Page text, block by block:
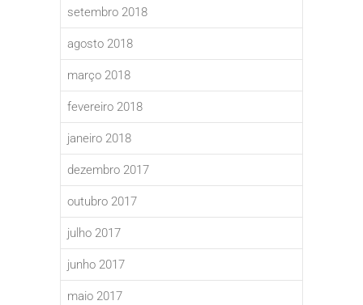
setembro 2018
agosto 2018
março 2018
fevereiro 2018
janeiro 2018
dezembro 2017
outubro 2017
julho 2017
junho 2017
maio 2017